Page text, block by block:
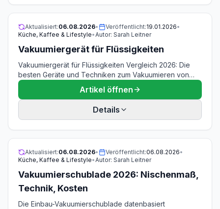
Aktualisiert:06.08.2026• Veröffentlicht:19.01.2026•
Küche, Kaffee & Lifestyle•Autor: Sarah Leitner
Vakuumiergerät für Flüssigkeiten
Vakuumiergerät für Flüssigkeiten Vergleich 2026: Die
besten Geräte und Techniken zum Vakuumieren von
Suppen, Saucen und Marinaden. Kammervakuumierer
vs. Balkenvakuumierer im Test.
Artikel öffnen
Details
Aktualisiert:06.08.2026• Veröffentlicht:06.08.2026•
Küche, Kaffee & Lifestyle•Autor: Sarah Leitner
Vakuumierschublade 2026: Nischenmaß,
Technik, Kosten
Die Einbau-Vakuumierschublade datenbasiert